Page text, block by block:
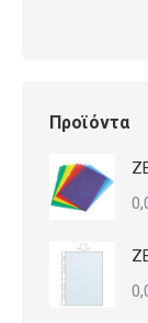
Προϊόντα